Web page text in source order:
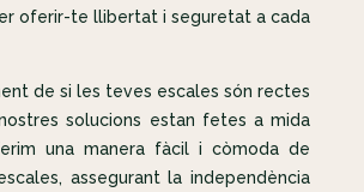
oferir-te llibertat i seguretat a cada
de si les teves escales són rectes
solucions estan fetes a mida
una manera fàcil i còmoda de
assegurant la independència